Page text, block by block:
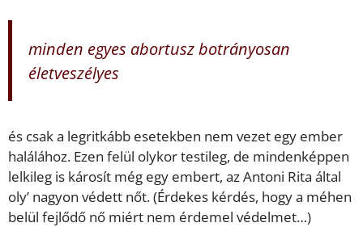
minden egyes abortusz botrányosan
életveszélyes
és csak a legritkább esetekben nem vezet egy ember
halálához. Ezen felül olykor testileg, de mindenképpen
lelkileg is károsít még egy embert, az Antoni Rita által
oly’ nagyon védett nőt. (Érdekes kérdés, hogy a méhen
belül fejlődő nő miért nem érdemel védelmet…)